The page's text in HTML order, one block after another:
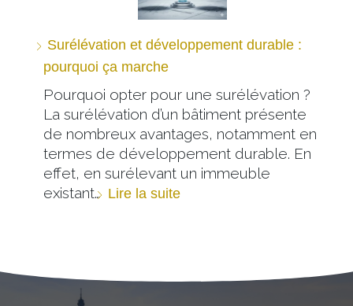
Surélévation et développement durable :
pourquoi ça marche
Pourquoi opter pour une surélévation ?
La surélévation d’un bâtiment présente
de nombreux avantages, notamment en
termes de développement durable. En
effet, en surélevant un immeuble
existant… Lire la suite